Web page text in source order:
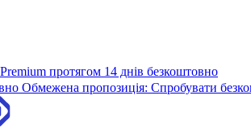
протягом 14 днів безкоштовно
Обмежена пропозиція: Спробувати